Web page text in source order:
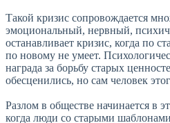
Такой кризис сопровождается
эмоциональный, нервный,
останавливает кризис, когда по
по новому не умеет.
награда за борьбу старых
обесценились, но сам человек
Разлом в обществе начинается в
когда люди со старыми